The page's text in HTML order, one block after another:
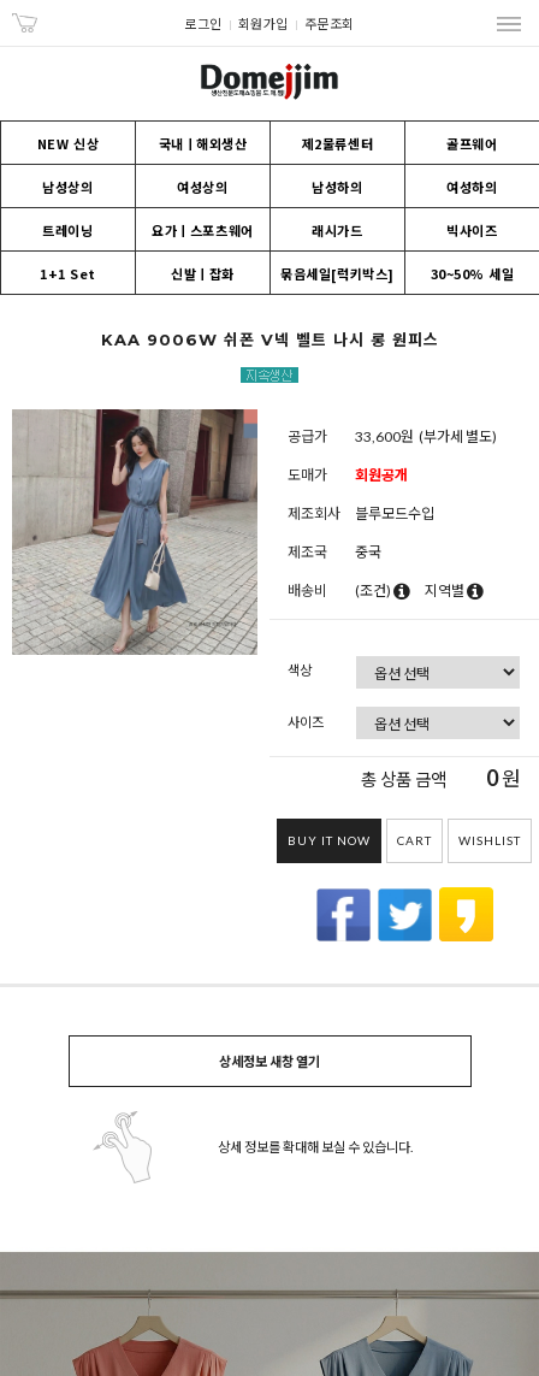
로그인 회원가입 주문조회
NEW 신상 국내ㅣ해외생산 제2물류센터 골프웨어
남성상의 여성상의 남성하의 여성하의
트레이닝 요가ㅣ스포츠웨어 래시가드 빅사이즈
1+1 Set 신발ㅣ잡화 묶음세일[럭키박스] 30~50% 세일
KAA 9006W 쉬폰 V넥 벨트 나시 롱 원피스
공급가 33,600원 (부가세 별도)
도매가 회원공개
제조회사 블루모드수입
제조국 중국
배송비 (조건) 지역별
색상
사이즈
총 상품 금액 0원
BUY IT NOW CART WISHLIST
상세정보 새창 열기
상세 정보를 확대해 보실 수 있습니다.